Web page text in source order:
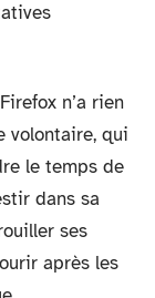
n’a rien
volontaire, qui
le temps de
dans sa
ses
après les